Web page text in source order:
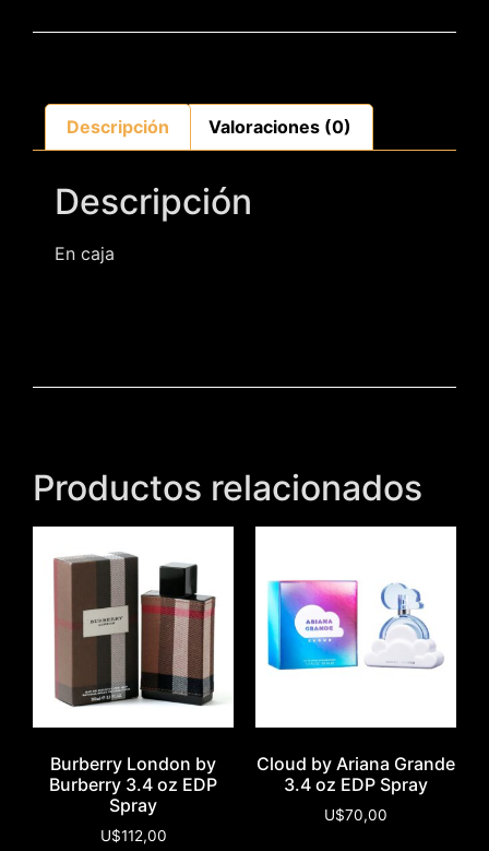
Descripción Valoraciones (0)
Descripción
En caja
Productos relacionados
Burberry London by
Burberry 3.4 oz EDP
Spray
U$112,00
Cloud by Ariana Grande
3.4 oz EDP Spray
U$70,00